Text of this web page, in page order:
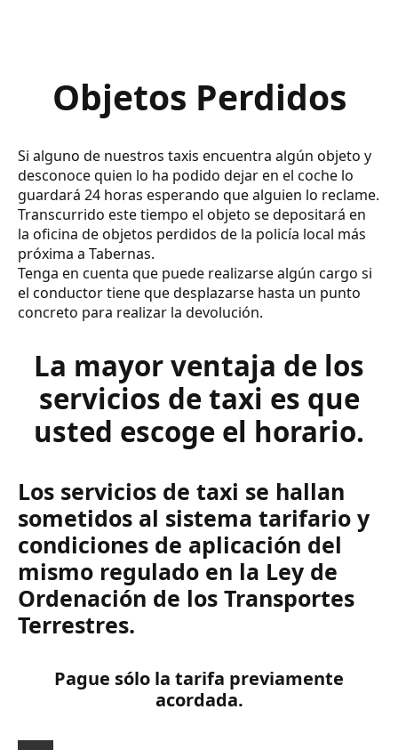
Objetos Perdidos
Si alguno de nuestros taxis encuentra algún objeto y
desconoce quien lo ha podido dejar en el coche lo
guardará 24 horas esperando que alguien lo reclame.
Transcurrido este tiempo el objeto se depositará en
la oficina de objetos perdidos de la policía local más
próxima a Tabernas.
Tenga en cuenta que puede realizarse algún cargo si
el conductor tiene que desplazarse hasta un punto
concreto para realizar la devolución.
La mayor ventaja de los
servicios de taxi es que
usted escoge el horario.
Los servicios de taxi se hallan
sometidos al sistema tarifario y
condiciones de aplicación del
mismo regulado en la Ley de
Ordenación de los Transportes
Terrestres.
Pague sólo la tarifa previamente
acordada.